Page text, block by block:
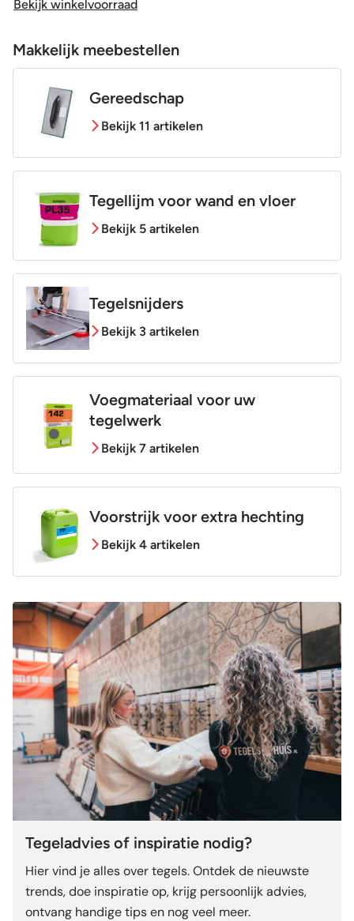
Bekijk winkelvoorraad
Makkelijk meebestellen
Gereedschap
Bekijk 11 artikelen
Tegellijm voor wand en vloer
Bekijk 5 artikelen
Tegelsnijders
Bekijk 3 artikelen
Voegmateriaal voor uw
tegelwerk
Bekijk 7 artikelen
Voorstrijk voor extra hechting
Bekijk 4 artikelen
Tegeladvies of inspiratie nodig?
Hier vind je alles over tegels. Ontdek de nieuwste
trends, doe inspiratie op, krijg persoonlijk advies,
ontvang handige tips en nog veel meer.